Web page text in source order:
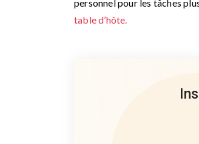
personnel pour les tâches
table d’hôte.